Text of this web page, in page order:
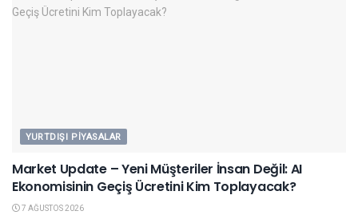
YURTDIŞI PIYASALAR
Market Update – Yeni Müşteriler İnsan Değil: AI
Ekonomisinin Geçiş Ücretini Kim Toplayacak?
7 AĞUSTOS 2026